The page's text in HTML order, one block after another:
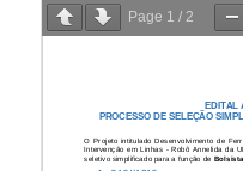
Page 1 / 2